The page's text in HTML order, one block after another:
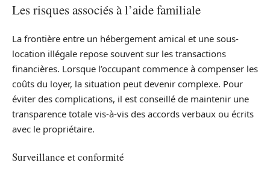
Les risques associés à l’aide familiale
La frontière entre un hébergement amical et une sous-
location illégale repose souvent sur les transactions
financières. Lorsque l’occupant commence à compenser les
coûts du loyer, la situation peut devenir complexe. Pour
éviter des complications, il est conseillé de maintenir une
transparence totale vis-à-vis des accords verbaux ou écrits
avec le propriétaire.
Surveillance et conformité